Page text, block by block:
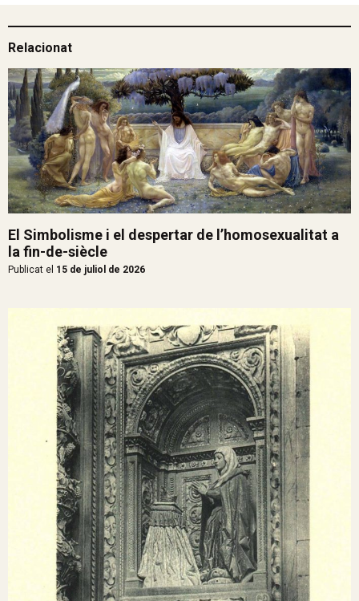
Relacionat
El Simbolisme i el despertar de l’homosexualitat a
la fin-de-siècle
Publicat el 15 de juliol de 2026